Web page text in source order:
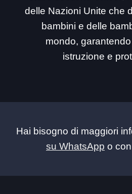
delle Nazioni Unite che
bambini e delle
mondo,
istruzione e
Hai bisogno di maggiori
su WhatsApp o con